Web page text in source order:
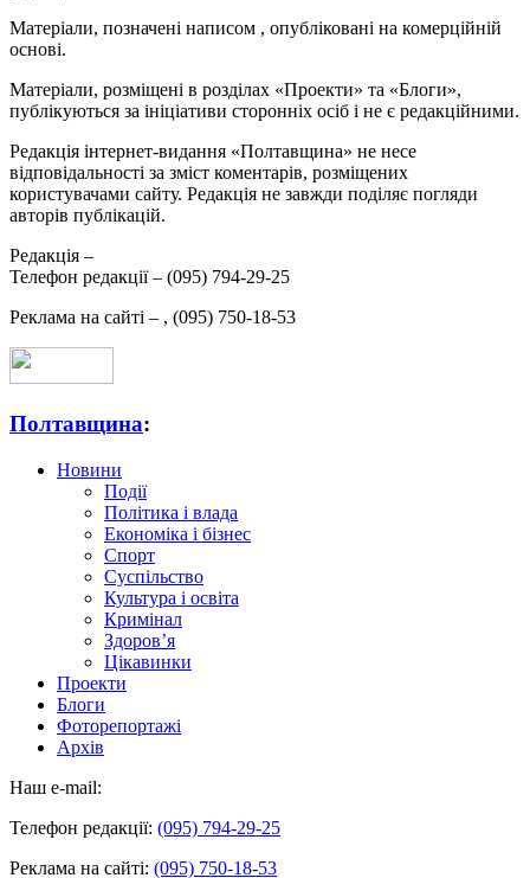
Матеріали, позначені написом , опубліковані на комерційній
основі.
Матеріали, розміщені в розділах «Проекти» та «Блоги»,
публікуються за ініціативи сторонніх осіб і не є редакційними.
Редакція інтернет-видання «Полтавщина» не несе
відповідальності за зміст коментарів, розміщених
користувачами сайту. Редакція не завжди поділяє погляди
авторів публікацій.
Редакція –
Телефон редакції – (095) 794-29-25
Реклама на сайті – , (095) 750-18-53
Полтавщина:
Новини
Події
Політика і влада
Економіка і бізнес
Спорт
Суспільство
Культура і освіта
Кримінал
Здоров’я
Цікавинки
Проекти
Блоги
Фоторепортажі
Архів
Наш e-mail:
Телефон редакції: (095) 794-29-25
Реклама на сайті: (095) 750-18-53